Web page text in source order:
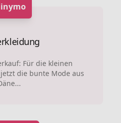
Für die kleinen
die bunte Mode aus